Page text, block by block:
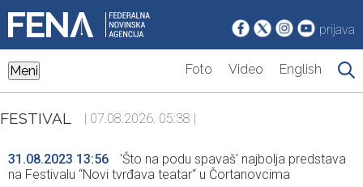
prijava
Meni Foto Video English
FESTIVAL | 07.08.2026. 05:38 |
31.08.2023 13:56
'Što na podu spavaš' najbolja predstava
na Festivalu “Novi tvrđava teatar“ u Čortanovcima